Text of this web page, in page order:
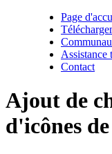
Page
Assistance
Contact
Ajout de
d'icônes